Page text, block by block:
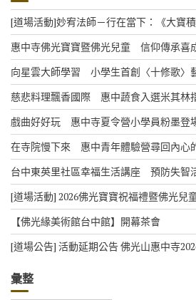
[道場活動]妙宥法師－行在當下：《大寶
惠中寺佛光寶寶暨佛光兒童 信仰傳承喜
向星雲大師學習 小學生首創〈十修歌〉
慈悲料理飄香國際 惠中蔬食入選米其林
戲曲好好玩 惠中寺夏令營小學員粉墨登
在寺院慢下來 惠中青年體驗營尋回內心
台中東英里社區幸福生活講座 預防失智
[道場活動] 2026佛光寶寶祝福禮暨佛光兒
【佛光緣美術館台中館】開幕茶會
[道場公告] 活動延期公告 佛光山惠中寺
彙整